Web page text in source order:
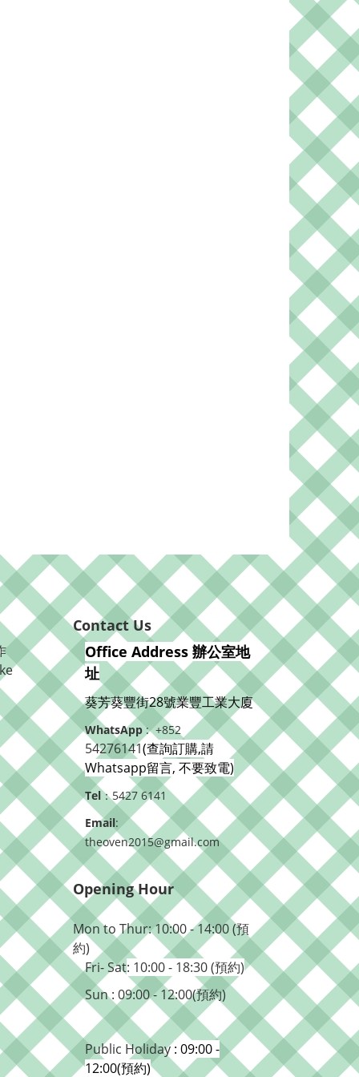
Contact Us
Office Address 辦公室地
址
葵芳葵豐街28號業豐工業大廈
WhatsApp: +852
54276141(查詢訂購,請
Whatsapp留言, 不要致電)
Tel：5427 6141
Email:
theoven2015@gmail.com
Opening Hour
Mon to Thur: 10:00 - 14:00 (預
約)
Fri- Sat: 10:00 - 18:30 (預約)
Sun : 09:00 - 12:00(預約)
Public Holiday: 09:00 -
12:00(預約)